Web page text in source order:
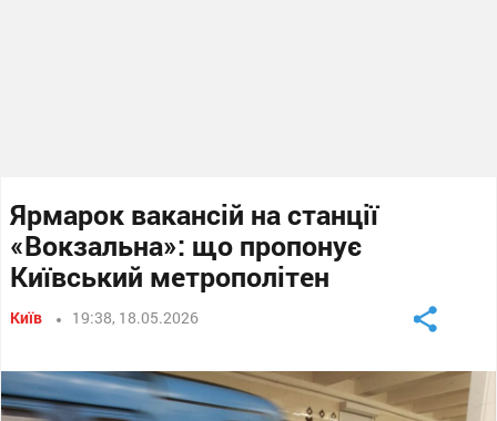
Ярмарок вакансій на станції
«Вокзальна»: що пропонує
Київський метрополітен
Київ 19:38, 18.05.2026